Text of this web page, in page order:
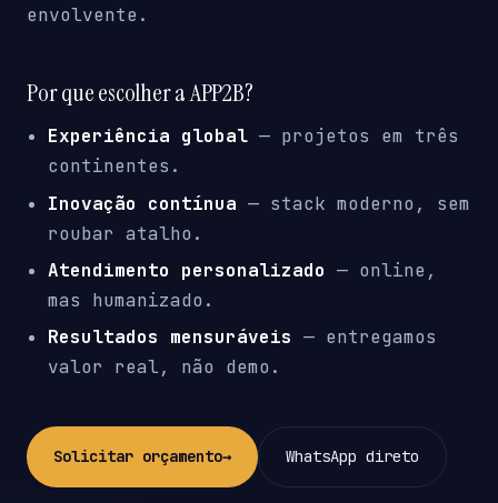
envolvente.
Por que escolher a APP2B?
Experiência global — projetos em três
continentes.
Inovação contínua — stack moderno, sem
roubar atalho.
Atendimento personalizado — online,
mas humanizado.
Resultados mensuráveis — entregamos
valor real, não demo.
Solicitar orçamento→ WhatsApp direto